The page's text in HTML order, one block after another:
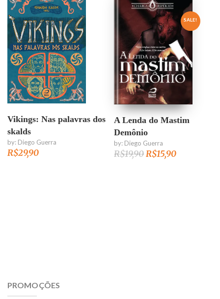
Vikings: Nas palavras dos
skalds
by: Diego Guerra
R$29,90
SALE!
A Lenda do Mastim
Demônio
by: Diego Guerra
R$19,90 Original
R$15,90Current
PROMOÇÕES